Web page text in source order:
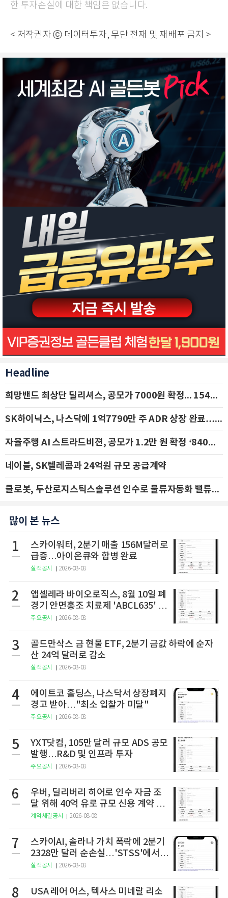
한 투자손실에 대한 책임은 없습니다.
< 저작권자 ⓒ 데이터투자, 무단 전재 및 재배포 금지 >
Headline
희망밴드 최상단 딜리셔스, 공모가 7000원 확정... 154억 규모 IPO 돌입
SK하이닉스, 나스닥에 1억7790만 주 ADR 상장 완료…29일 국내 추가 상장
자율주행 AI 스트라드비젼, 공모가 1.2만 원 확정 ‘840억 수혈’
네이블, SK텔레콤과 24억원 규모 공급계약
클로봇, 두산로지스틱스솔루션 인수로 물류자동화 밸류체인 확장 추진 - IBK투자증권
많이 본 뉴스
1
스카이워터, 2분기 매출 156M달러로
급증…아이온큐와 합병 완료
실적공시 2026-08-08
2
앱셀레라 바이오로직스, 8월 10일 폐
경기 안면홍조 치료제 'ABCL635' 임
상 2상 결과 발표
주요공시 2026-08-08
3
골드만삭스 금 현물 ETF, 2분기 금값 하락에 순자
산 24억 달러로 감소
실적공시 2026-08-08
4
에이트코 홀딩스, 나스닥서 상장폐지
경고 받아…"최소 입찰가 미달"
주요공시 2026-08-08
5
YXT닷컴, 105만 달러 규모 ADS 공모
발행…R&D 및 인프라 투자
주요공시 2026-08-08
6
우버, 딜리버리 히어로 인수 자금 조
달 위해 40억 유로 규모 신용 계약 체
결
계약체결공시 2026-08-08
7
스카이AI, 솔라나 가치 폭락에 2분기
2328만 달러 순손실…'STSS'에서
사명·티커 변경 완료
실적공시 2026-08-08
8
USA 레어 어스, 텍사스 미네랄 리소